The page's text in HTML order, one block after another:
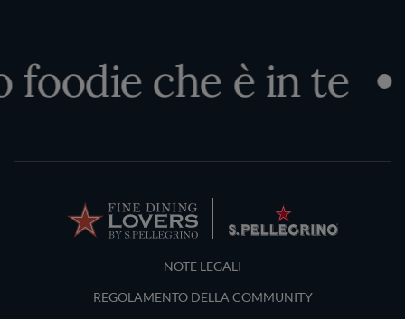
che è in te
Terms and Conditions
NOTE LEGALI
REGOLAMENTO DELLA COMMUNITY